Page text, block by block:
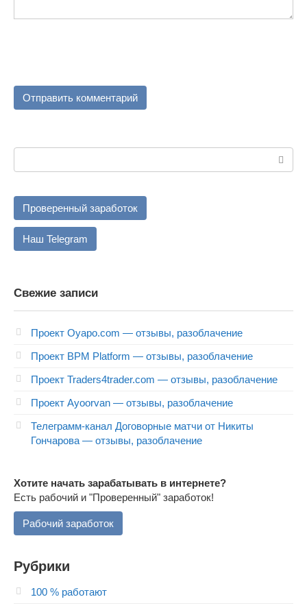
Проверенный заработок
Наш Telegram
Свежие записи
Проект Oyapo.com — отзывы, разоблачение
Проект BPM Platform — отзывы, разоблачение
Проект Traders4trader.com — отзывы, разоблачение
Проект Ayoorvan — отзывы, разоблачение
Телеграмм-канал Договорные матчи от Никиты
Гончарова — отзывы, разоблачение
Хотите начать зарабатывать в интернете?
Есть рабочий и "Проверенный" заработок!
Рабочий заработок
Рубрики
100 % работают